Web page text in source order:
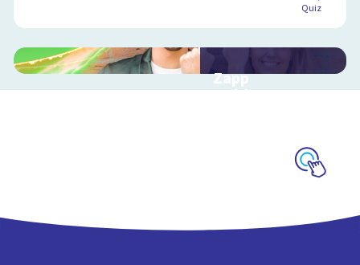
Quiz
Zapp
Heldengame